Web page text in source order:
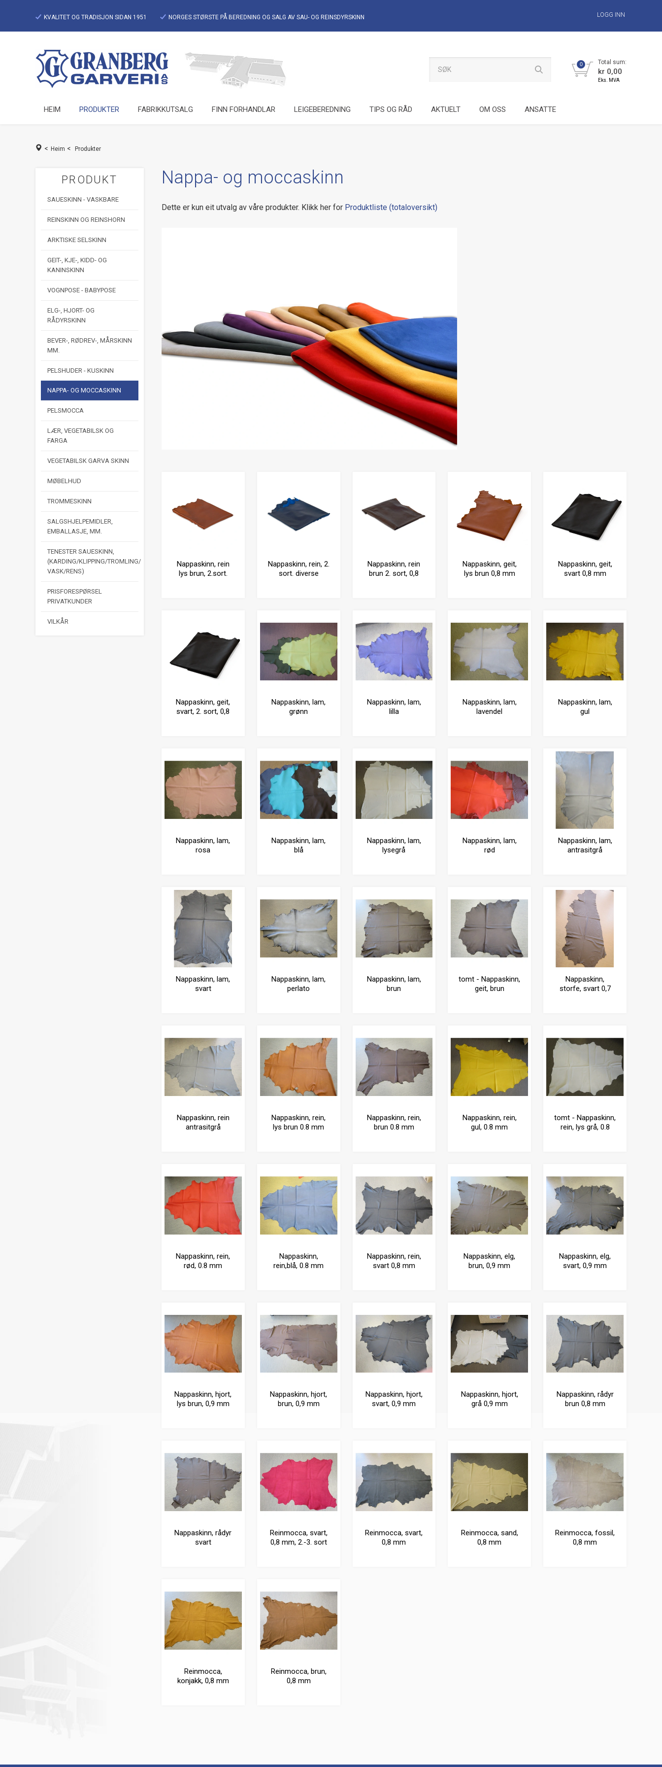
KVALITET OG TRADISJON SIDAN 1951 NORGES STØRSTE PÅ BEREDNING OG SALG AV SAU- OG REINSDYRSKINN LOGG INN
0 Total sum:
kr 0,00
Eks. MVA
HEIM PRODUKTER FABRIKKUTSALG FINN FORHANDLAR LEIGEBEREDNING TIPS OG RÅD AKTUELT OM OSS ANSATTE
< Heim < Produkter
PRODUKT
SAUESKINN - VASKBARE
REINSKINN OG REINSHORN
ARKTISKE SELSKINN
GEIT-, KJE-, KIDD- OG
KANINSKINN
VOGNPOSE - BABYPOSE
ELG-, HJORT- OG
RÅDYRSKINN
BEVER-, RØDREV-, MÅRSKINN
MM.
PELSHUDER - KUSKINN
NAPPA- OG MOCCASKINN
PELSMOCCA
LÆR, VEGETABILSK OG
FARGA
VEGETABILSK GARVA SKINN
MØBELHUD
TROMMESKINN
SALGSHJELPEMIDLER,
EMBALLASJE, MM.
TENESTER SAUESKINN,
(KARDING/KLIPPING/TROMLING/
VASK/RENS)
PRISFORESPØRSEL
PRIVATKUNDER
VILKÅR
Nappa- og moccaskinn
Dette er kun eit utvalg av våre produkter. Klikk her for Produktliste (totaloversikt)
Nappaskinn, rein
lys brun, 2.sort.
Nappaskinn, rein, 2.
sort. diverse
Nappaskinn, rein
brun 2. sort, 0,8
Nappaskinn, geit,
lys brun 0,8 mm
Nappaskinn, geit,
svart 0,8 mm
Nappaskinn, geit,
svart, 2. sort, 0,8
Nappaskinn, lam,
grønn
Nappaskinn, lam,
lilla
Nappaskinn, lam,
lavendel
Nappaskinn, lam,
gul
Nappaskinn, lam,
rosa
Nappaskinn, lam,
blå
Nappaskinn, lam,
lysegrå
Nappaskinn, lam,
rød
Nappaskinn, lam,
antrasitgrå
Nappaskinn, lam,
svart
Nappaskinn, lam,
perlato
Nappaskinn, lam,
brun
tomt - Nappaskinn,
geit, brun
Nappaskinn,
storfe, svart 0,7
Nappaskinn, rein
antrasitgrå
Nappaskinn, rein,
lys brun 0.8 mm
Nappaskinn, rein,
brun 0.8 mm
Nappaskinn, rein,
gul, 0.8 mm
tomt - Nappaskinn,
rein, lys grå, 0.8
Nappaskinn, rein,
rød, 0.8 mm
Nappaskinn,
rein,blå, 0.8 mm
Nappaskinn, rein,
svart 0,8 mm
Nappaskinn, elg,
brun, 0,9 mm
Nappaskinn, elg,
svart, 0,9 mm
Nappaskinn, hjort,
lys brun, 0,9 mm
Nappaskinn, hjort,
brun, 0,9 mm
Nappaskinn, hjort,
svart, 0,9 mm
Nappaskinn, hjort,
grå 0,9 mm
Nappaskinn, rådyr
brun 0,8 mm
Nappaskinn, rådyr
svart
Reinmocca, svart,
0,8 mm, 2.-3. sort
Reinmocca, svart,
0,8 mm
Reinmocca, sand,
0,8 mm
Reinmocca, fossil,
0,8 mm
Reinmocca,
konjakk, 0,8 mm
Reinmocca, brun,
0,8 mm